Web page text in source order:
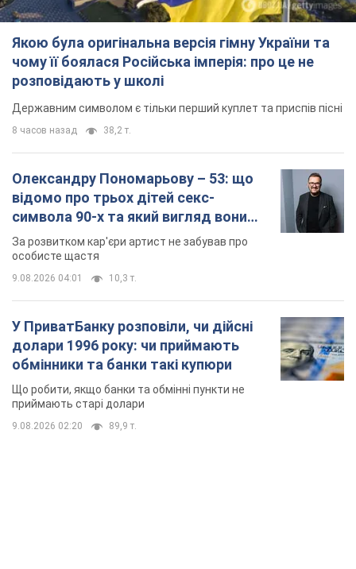
символа 90-х та який вигляд вони
За розвитком кар'єри артист не забував про
особисте щастя
9.08.2026 04:01
У ПриватБанку розповіли, чи дійсні
долари 1996 року: чи приймають
обмінники та банки такі купюри
Що робити, якщо банки та обмінні пункти не
приймають старі долари
9.08.2026 02:20 89,9 т.